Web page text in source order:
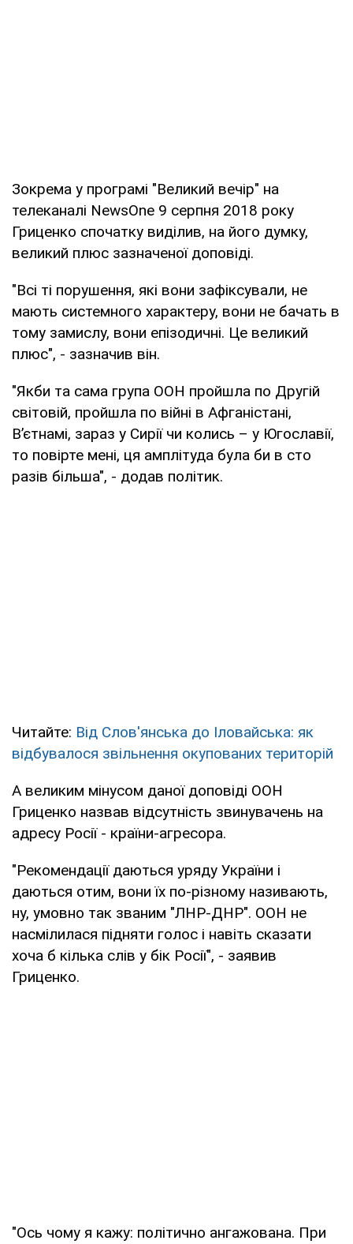
Зокрема у програмі "Великий вечір" на
телеканалі NewsOne 9 серпня 2018 року
Гриценко спочатку виділив, на його думку,
великий плюс зазначеної доповіді.
"Всі ті порушення, які вони зафіксували, не
мають системного характеру, вони не бачать в
тому замислу, вони епізодичні. Це великий
плюс", - зазначив він.
"Якби та сама група ООН пройшла по Другій
світовій, пройшла по війні в Афганістані,
В’єтнамі, зараз у Сирії чи колись – у Югославії,
то повірте мені, ця амплітуда була би в сто
разів більша", - додав політик.
Читайте: Від Слов'янська до Іловайська: як
відбувалося звільнення окупованих територій
А великим мінусом даної доповіді ООН
Гриценко назвав відсутність звинувачень на
адресу Росії - країни-агресора.
"Рекомендації даються уряду України і
даються отим, вони їх по-різному називають,
ну, умовно так званим "ЛНР-ДНР". ООН не
насмілилася підняти голос і навіть сказати
хоча б кілька слів у бік Росії", - заявив
Гриценко.
"Ось чому я кажу: політично ангажована. При